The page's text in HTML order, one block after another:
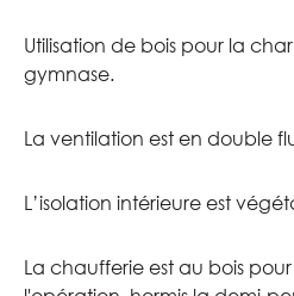
Utilisation de bois pour la
gymnase.
La ventilation est en double
L’isolation intérieure est
La chaufferie est au bois